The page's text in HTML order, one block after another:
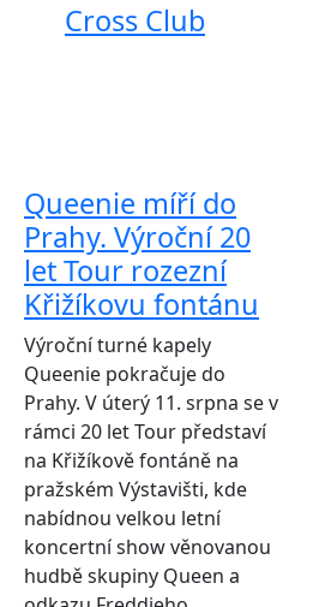
Cross Club
Queenie míří do
Prahy. Výroční 20
let Tour rozezní
Křižíkovu fontánu
Výroční turné kapely
Queenie pokračuje do
Prahy. V úterý 11. srpna se v
rámci 20 let Tour představí
na Křižíkově fontáně na
pražském Výstavišti, kde
nabídnou velkou letní
koncertní show věnovanou
hudbě skupiny Queen a